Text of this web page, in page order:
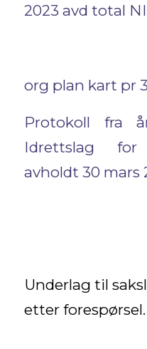
2023 avd total
org plan kart pr
Protokoll fra
Idrettslag
avholdt 30 mars
Underlag til
etter forespørsel.